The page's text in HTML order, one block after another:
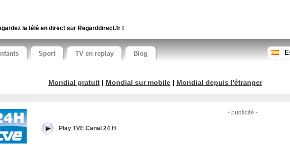
la télé en direct sur Regarddirect.fr !
Sport TV en replay Blog
Mondial gratuit| Mondial sur mobile| Mondial depuis l'étranger
- publicité -
Play TVE Canal 24 H